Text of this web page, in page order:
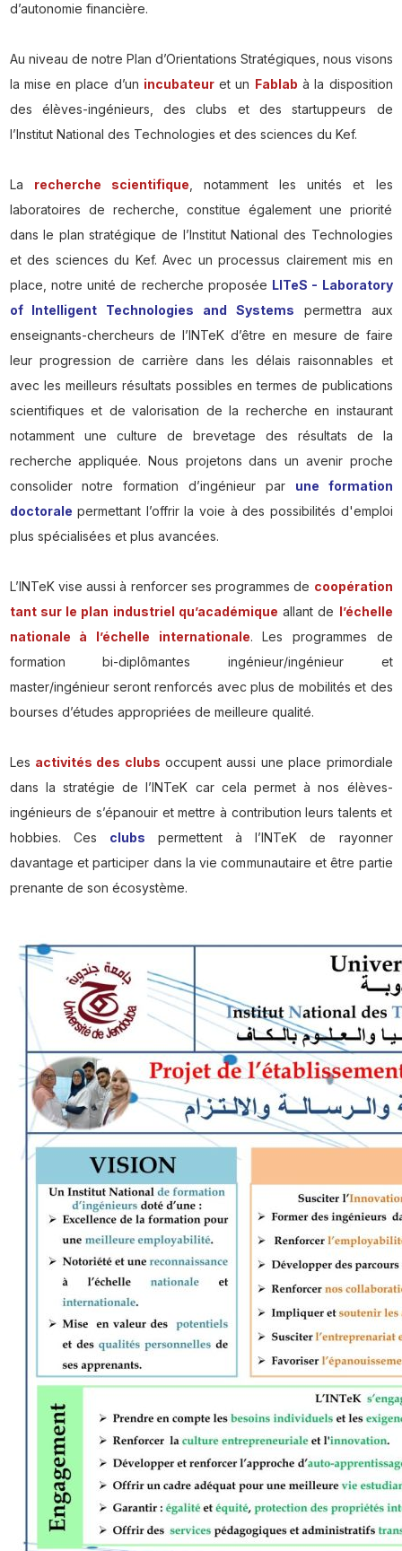
d’autonomie financière.
Au niveau de notre Plan d’Orientations Stratégiques, nous visons
la mise en place d’un incubateuret un Fablab à la disposition
des élèves-ingénieurs, des clubs et des startuppeurs de
l’Institut National des Technologies et des sciences du Kef.
La recherche scientifique , notamment les unités et les
laboratoires de recherche, constitue également une priorité
dans le plan stratégique de l’Institut National des Technologies
et des sciences du Kef. Avec un processus clairement mis en
place, notre unité de recherche proposée LITeS - Laboratory
of Intelligent Technologies and Systems permettra aux
enseignants-chercheurs de l’INTeK d’être en mesure de faire
leur progression de carrière dans les délais raisonnables et
avec les meilleurs résultats possibles en termes de publications
scientifiques et de valorisation de la recherche en instaurant
notamment une culture de brevetage des résultats de la
recherche appliquée. Nous projetons dans un avenir proche
consolider notre formation d’ingénieur par une formation
doctorale permettant l’offrir la voie à des possibilités d'emploi
plus spécialisées et plus avancées.
L’INTeK vise aussi à renforcer ses programmes de coopération
tant sur le plan industriel qu’académique allant de l’échelle
nationale à l’échelle internationale. Les programmes de
formation bi-diplômantes ingénieur/ingénieur et
master/ingénieur seront renforcés avec plus de mobilités et des
bourses d’études appropriées de meilleure qualité.
Les activités des clubs occupent aussi une place primordiale
dans la stratégie de l’INTeK car cela permet à nos élèves-
ingénieurs de s’épanouir et mettre à contribution leurs talents et
hobbies. Ces clubs permettent à l’INTeK de rayonner
davantage et participer dans la vie communautaire et être partie
prenante de son écosystème.